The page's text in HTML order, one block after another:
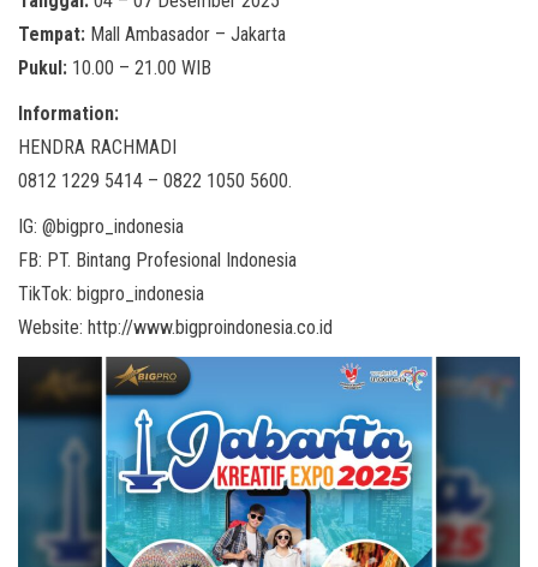
Tempat: Mall Ambasador – Jakarta
Pukul: 10.00 – 21.00 WIB
Information:
HENDRA RACHMADI
0812 1229 5414 – 0822 1050 5600.
IG: @bigpro_indonesia
FB: PT. Bintang Profesional Indonesia
TikTok: bigpro_indonesia
Website: http://www.bigproindonesia.co.id